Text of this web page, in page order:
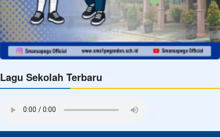
Lagu Sekolah Terbaru